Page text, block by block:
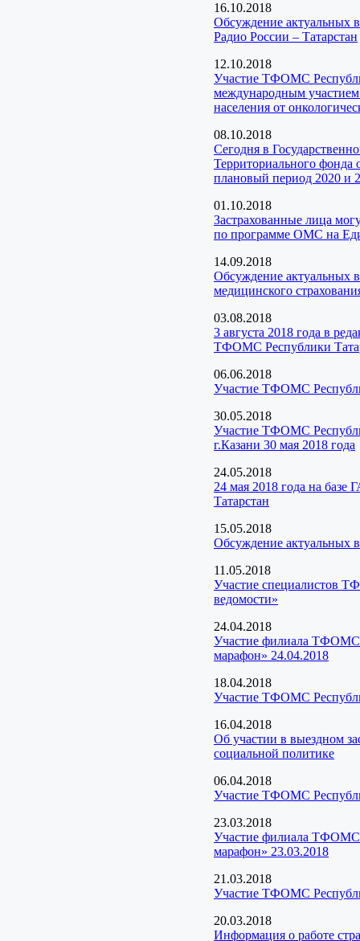
16.10.2018
Обсуждение актуальных
Радио России – Татарстан
12.10.2018
Участие ТФОМС
международным
населения от
08.10.2018
Сегодня в
Территориального фонда
плановый период 2020 и
01.10.2018
Застрахованные лица
по программе ОМС на
14.09.2018
Обсуждение актуальных
медицинского
03.08.2018
3 августа 2018 года в
ТФОМС Республики
06.06.2018
Участие ТФОМС
30.05.2018
Участие ТФОМС
г.Казани 30 мая 2018 года
24.05.2018
24 мая 2018 года на
Татарстан
15.05.2018
Обсуждение актуальных
11.05.2018
Участие специалистов
ведомости»
24.04.2018
Участие филиала ТФОМС
марафон» 24.04.2018
18.04.2018
Участие ТФОМС
16.04.2018
Об участии в выездном
социальной политике
06.04.2018
Участие ТФОМС
23.03.2018
Участие филиала ТФОМС
марафон» 23.03.2018
21.03.2018
Участие ТФОМС
20.03.2018
Информация о работе